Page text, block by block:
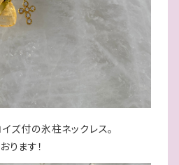
ズ付の氷柱ネックレス。
ります！